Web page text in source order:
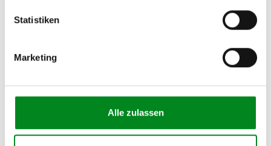
Statistiken
Marketing
Alle zulassen
02541/8483601
Der Aufbereitungsprozess für